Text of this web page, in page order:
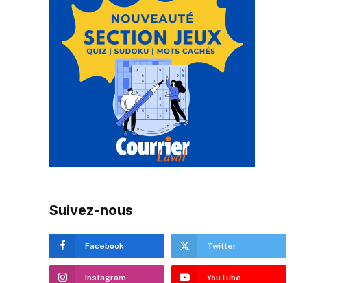
Suivez-nous
Facebook Twitter
Instagram YouTube